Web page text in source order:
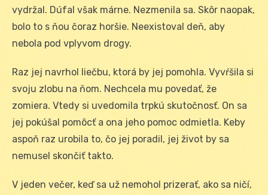
vydržal. Dúfal však márne. Nezmenila sa. Skôr naopak,
bolo to s ňou čoraz horšie. Neexistoval deň, aby
nebola pod vplyvom drogy.
Raz jej navrhol liečbu, ktorá by jej pomohla. Vyvŕšila si
svoju zlobu na ňom. Nechcela mu povedať, že
zomiera. Vtedy si uvedomila trpkú skutočnosť. On sa
jej pokúšal pomôcť a ona jeho pomoc odmietla. Keby
aspoň raz urobila to, čo jej poradil, jej život by sa
nemusel skončiť takto.
V jeden večer, keď sa už nemohol prizerať, ako sa ničí,